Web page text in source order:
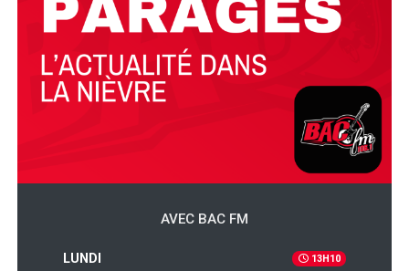
AVEC BAC FM
LUNDI 13H10